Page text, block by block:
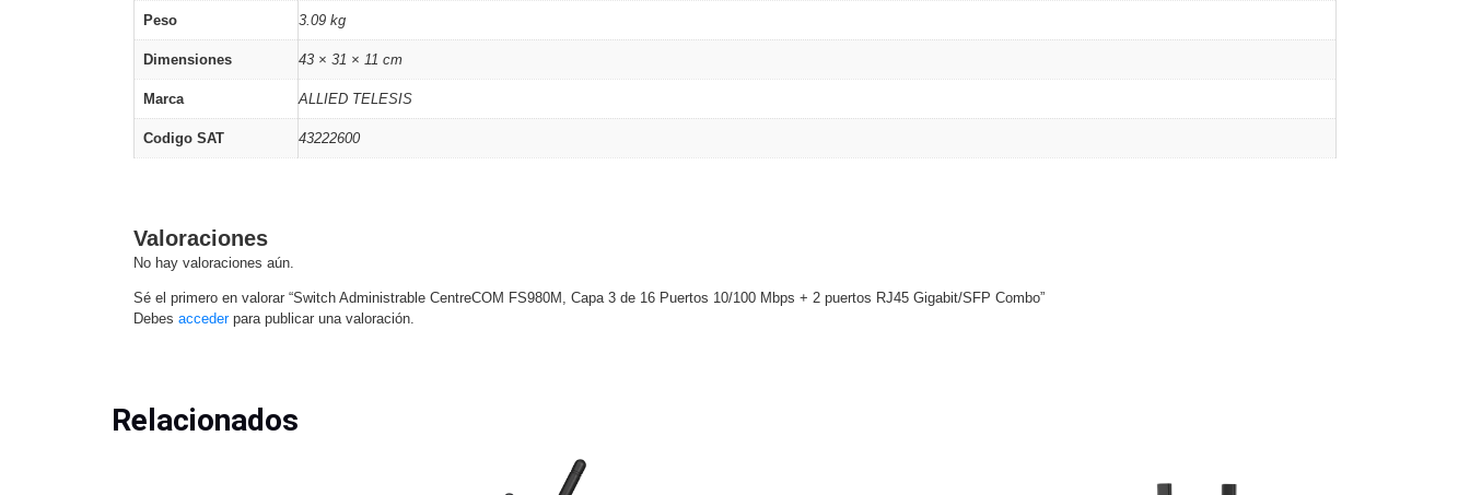
Peso 3.09 kg
Dimensiones 43 × 31 × 11 cm
Marca ALLIED TELESIS
Codigo SAT 43222600
Valoraciones
No hay valoraciones aún.
Sé el primero en valorar “Switch Administrable CentreCOM FS980M, Capa 3 de 16 Puertos 10/100 Mbps + 2 puertos RJ45 Gigabit/SFP Combo”
Debes accederpara publicar una valoración.
Relacionados